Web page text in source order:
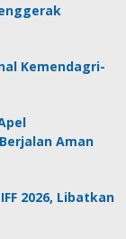
Kemendagri-
Aman
2026, Libatkan